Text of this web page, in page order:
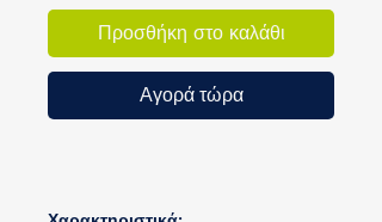
Προσθήκη στο καλάθι
Αγορά τώρα